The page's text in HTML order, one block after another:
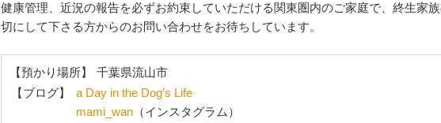
健康管理、近況の報告を必ずお約束していただける関東圏内のご家庭で、終生家
切にして下さる方からのお問い合わせをお待ちしています。
【預かり場所】
千葉県流山市
【ブログ】
a Day in the Dog’s Life
mami_wan （インスタグラム）